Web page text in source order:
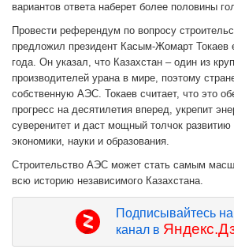
вариантов ответа наберет более половины
Провести референдум по вопросу
предложил президент Касым-Жомарт Токаев
года. Он указал, что Казахстан – один из
производителей урана в мире, поэтому
собственную АЭС. Токаев считает, что это
прогресс на десятилетия вперед, укрепит
суверенитет и даст мощный толчок
экономики, науки и образования.
Строительство АЭС может стать самым
всю историю независимого Казахстана.
Подписывайтесь
канал в